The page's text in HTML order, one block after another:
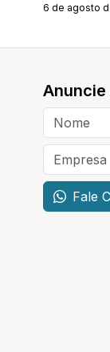
6 de agosto
Anuncie
Fale